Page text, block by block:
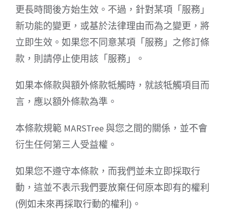
更長時間後方始生效。不過，針對某項「服務」
新功能的變更，或基於法律理由而為之變更，將
立即生效。如果您不同意某項「服務」之修訂條
款，則請停止使用該「服務」。
如果本條款與額外條款牴觸時，就該牴觸項目而
言，應以額外條款為準。
本條款規範 MARSTree 與您之間的關係，並不會
衍生任何第三人受益權。
如果您不遵守本條款，而我們並未立即採取行
動，這並不表示我們要放棄任何原本即有的權利
(例如未來再採取行動的權利)。